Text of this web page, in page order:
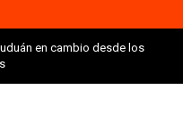
en cambio desde los